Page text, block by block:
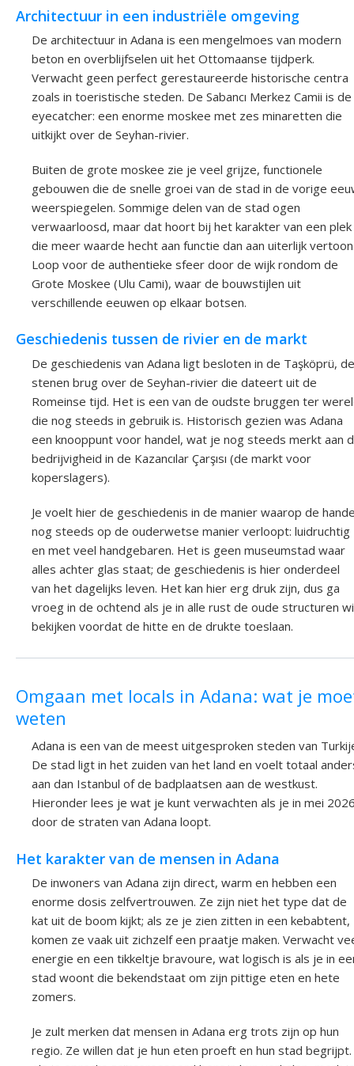
Architectuur in een industriële omgeving
De architectuur in Adana is een mengelmoes van modern
beton en overblijfselen uit het Ottomaanse tijdperk.
Verwacht geen perfect gerestaureerde historische centra
zoals in toeristische steden. De Sabancı Merkez Camii is de
eyecatcher: een enorme moskee met zes minaretten die
uitkijkt over de Seyhan-rivier.
Buiten de grote moskee zie je veel grijze, functionele
gebouwen die de snelle groei van de stad in de vorige
weerspiegelen. Sommige delen van de stad ogen
verwaarloosd, maar dat hoort bij het karakter van een plek
die meer waarde hecht aan functie dan aan uiterlijk
Loop voor de authentieke sfeer door de wijk rondom de
Grote Moskee (Ulu Cami), waar de bouwstijlen uit
verschillende eeuwen op elkaar botsen.
Geschiedenis tussen de rivier en de markt
De geschiedenis van Adana ligt besloten in de Taşköprü, de
stenen brug over de Seyhan-rivier die dateert uit de
Romeinse tijd. Het is een van de oudste bruggen ter
die nog steeds in gebruik is. Historisch gezien was Adana
een knooppunt voor handel, wat je nog steeds merkt aan
bedrijvigheid in de Kazancılar Çarşısı (de markt voor
koperslagers).
Je voelt hier de geschiedenis in de manier waarop de
nog steeds op de ouderwetse manier verloopt: luidruchtig
en met veel handgebaren. Het is geen museumstad waar
alles achter glas staat; de geschiedenis is hier onderdeel
van het dagelijks leven. Het kan hier erg druk zijn, dus ga
vroeg in de ochtend als je in alle rust de oude structuren
bekijken voordat de hitte en de drukte toeslaan.
Omgaan met locals in Adana: wat je
weten
Adana is een van de meest uitgesproken steden van
De stad ligt in het zuiden van het land en voelt totaal
aan dan Istanbul of de badplaatsen aan de westkust.
Hieronder lees je wat je kunt verwachten als je in mei
door de straten van Adana loopt.
Het karakter van de mensen in Adana
De inwoners van Adana zijn direct, warm en hebben een
enorme dosis zelfvertrouwen. Ze zijn niet het type dat de
kat uit de boom kijkt; als ze je zien zitten in een kebabtent,
komen ze vaak uit zichzelf een praatje maken. Verwacht
energie en een tikkeltje bravoure, wat logisch is als je in
stad woont die bekendstaat om zijn pittige eten en hete
zomers.
Je zult merken dat mensen in Adana erg trots zijn op hun
regio. Ze willen dat je hun eten proeft en hun stad begrijpt.